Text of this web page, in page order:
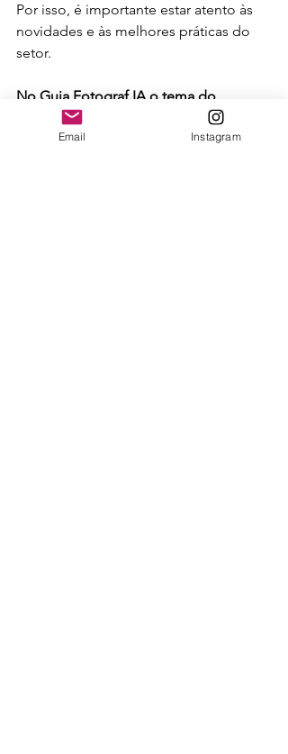
Por isso, é importante estar atento às
novidades e às melhores práticas do
setor.
No Guia Fotograf.IA o tema do
marketing e como a IA pode ajudar é
visto como algo central. Com direito a
Email Instagram